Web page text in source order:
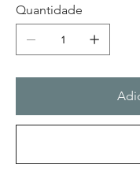
Quantidade